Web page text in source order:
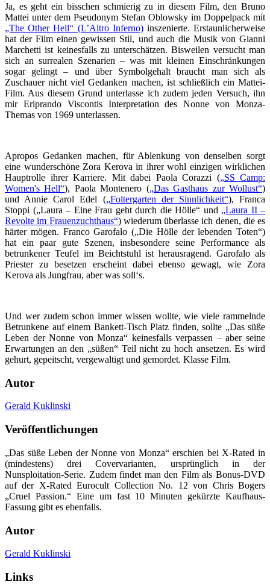
Ja, es geht ein bisschen schmierig zu in diesem Film, den Bruno
Mattei unter dem Pseudonym Stefan Oblowsky im Doppelpack mit
„The Other Hell“ (L’Altro Inferno)inszenierte. Erstaunlicherweise
hat der Film einen gewissen Stil, und auch die Musik von Gianni
Marchetti ist keinesfalls zu unterschätzen. Bisweilen versucht man
sich an surrealen Szenarien – was mit kleinen Einschränkungen
sogar gelingt – und über Symbolgehalt braucht man sich als
Zuschauer nicht viel Gedanken machen, ist schließlich ein Mattei-
Film. Aus diesem Grund unterlasse ich zudem jeden Versuch, ihn
mir Eriprando Viscontis Interpretation des Nonne von Monza-
Themas von 1969 unterlassen.
Apropos Gedanken machen, für Ablenkung von denselben sorgt
eine wunderschöne Zora Kerova in ihrer wohl einzigen wirklichen
Hauptrolle ihrer Karriere. Mit dabei Paola Corazzi („SS Camp:
Women's Hell“), Paola Montenero („Das Gasthaus zur Wollust“)
und Annie Carol Edel („Foltergarten der Sinnlichkeit“), Franca
Stoppi („Laura – Eine Frau geht durch die Hölle“ und „Laura II –
Revolte im Frauenzuchthaus“) wiederum überlasse ich denen, die es
härter mögen. Franco Garofalo („Die Hölle der lebenden Toten“)
hat ein paar gute Szenen, insbesondere seine Performance als
betrunkener Teufel im Beichtstuhl ist herausragend. Garofalo als
Priester zu besetzen erscheint dabei ebenso gewagt, wie Zora
Kerova als Jungfrau, aber was soll‘s.
Und wer zudem schon immer wissen wollte, wie viele rammelnde
Betrunkene auf einem Bankett-Tisch Platz finden, sollte „Das süße
Leben der Nonne von Monza“ keinesfalls verpassen – aber seine
Erwartungen an den „süßen“ Teil nicht zu hoch ansetzen. Es wird
gehurt, gepeitscht, vergewaltigt und gemordet. Klasse Film.
Autor
Gerald Kuklinski
Veröffentlichungen
„Das süße Leben der Nonne von Monza“ erschien bei X-Rated in
(mindestens) drei Covervarianten, ursprünglich in der
Nunsploitation-Serie. Zudem findet man den Film als Bonus-DVD
auf der X-Rated Eurocult Collection No. 12 von Chris Bogers
„Cruel Passion.“ Eine um fast 10 Minuten gekürzte Kaufhaus-
Fassung gibt es ebenfalls.
Autor
Gerald Kuklinski
Links